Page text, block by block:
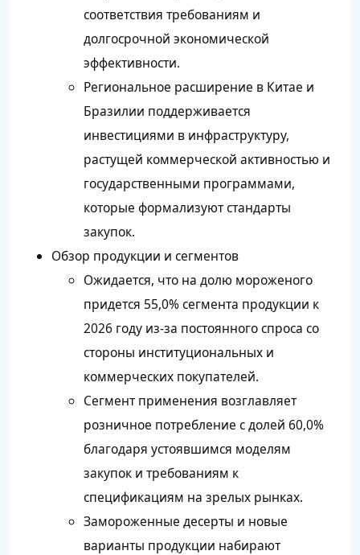
соответствия требованиям и
долгосрочной экономической
эффективности.
Региональное расширение в Китае и
Бразилии поддерживается
инвестициями в инфраструктуру,
растущей коммерческой активностью и
государственными программами,
которые формализуют стандарты
закупок.
Обзор продукции и сегментов
Ожидается, что на долю мороженого
придется 55,0% сегмента продукции к
2026 году из-за постоянного спроса со
стороны институциональных и
коммерческих покупателей.
Сегмент применения возглавляет
розничное потребление с долей 60,0%
благодаря устоявшимся моделям
закупок и требованиям к
спецификациям на зрелых рынках.
Замороженные десерты и новые
варианты продукции набирают